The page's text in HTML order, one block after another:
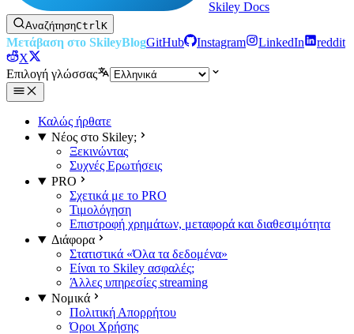
Skiley Docs
ΑναζήτησηCtrlK
Μετάβαση στο SkileyBlogGitHub Instagram LinkedIn
reddit
X
Επιλογή γλώσσας
Καλώς ήρθατε
Νέος στο Skiley;
Ξεκινώντας
Συχνές Ερωτήσεις
PRO
Σχετικά με το PRO
Τιμολόγηση
Επιστροφή χρημάτων, μεταφορά και διαθεσιμότητα
Διάφορα
Στατιστικά «Όλα τα δεδομένα»
Είναι το Skiley ασφαλές;
Άλλες υπηρεσίες streaming
Νομικά
Πολιτική Απορρήτου
Όροι Χρήσης